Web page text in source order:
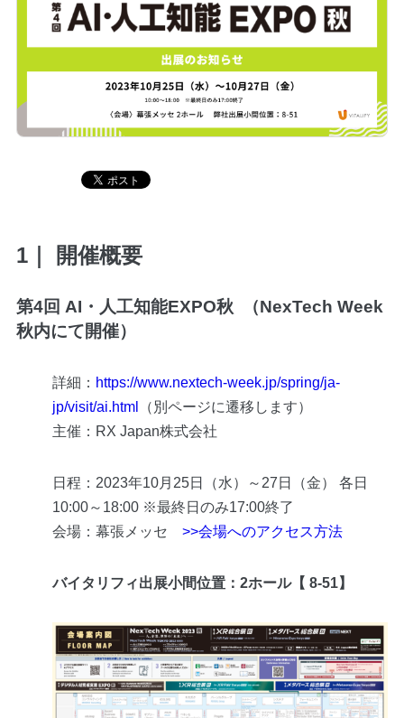
1｜ 開催概要
第4回 AI・人工知能EXPO秋 （NexTech Week
秋内にて開催）
詳細： https://www.nextech-week.jp/spring/ja-
jp/visit/ai.html
（別ページに遷移します）
主催：RX Japan株式会社
日程：2023年10月25日（水）～27日（金） 各日
10:00～18:00 ※最終日のみ17:00終了
会場：幕張メッセ >>会場へのアクセス方法
バイタリフィ出展小間位置：2ホール【 8-51】